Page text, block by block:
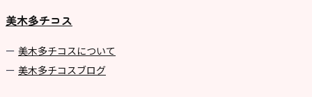
美木多チコス
美⽊多チコスについて
美⽊多チコスブログ